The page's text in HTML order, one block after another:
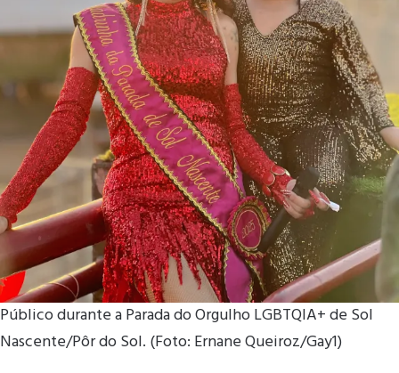
Público durante a Parada do Orgulho LGBTQIA+ de Sol
Nascente/Pôr do Sol. (Foto: Ernane Queiroz/Gay1)